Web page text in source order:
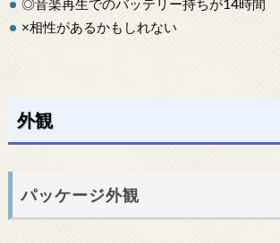
◎音楽再生でのバッテリー持ちが14時間
×相性があるかもしれない
外観
パッケージ外観